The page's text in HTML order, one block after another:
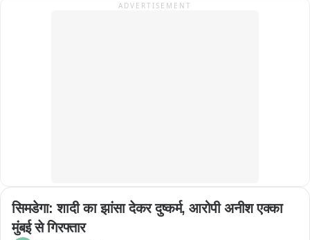
ADVERTISEMENT
सिमडेगा: शादी का झांसा देकर दुष्कर्म, आरोपी अनीश एक्का
मुंबई से गिरफ्तार